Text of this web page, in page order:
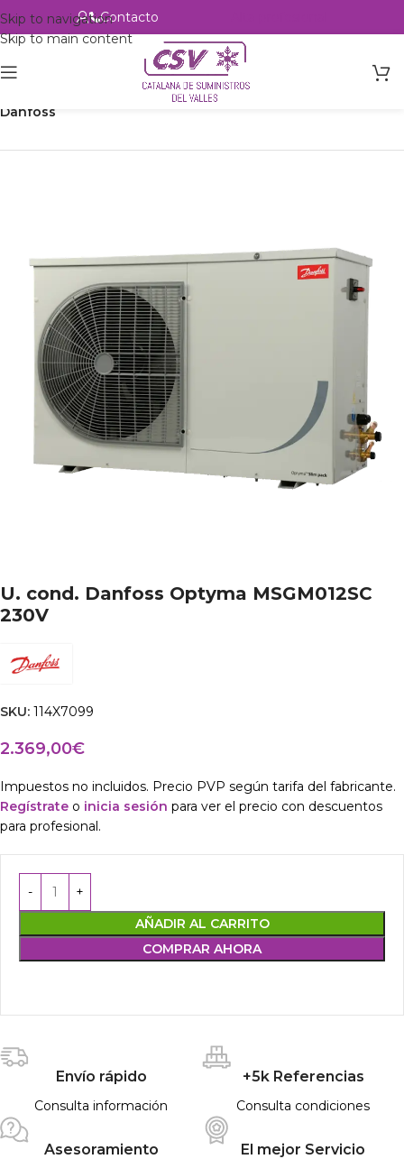
Skip to navigation
Skip to main content
Contacto
Refrigeración Unidades Condensadoras
Danfoss
U. cond. Danfoss Optyma MSGM012SC
230V
SKU: 114X7099
2.369,00€
Impuestos no incluidos. Precio PVP según tarifa del fabricante.
Regístrate o inicia sesión para ver el precio con descuentos
para profesional.
AÑADIR AL CARRITO
COMPRAR AHORA
Envío rápido
Consulta información
+5k Referencias
Consulta condiciones
Asesoramiento El mejor Servicio